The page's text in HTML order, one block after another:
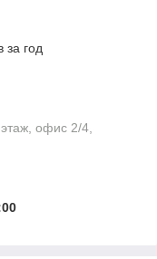
за год
офис 2/4,